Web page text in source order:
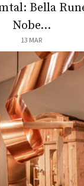
Bella
Nobe...
13 MAR